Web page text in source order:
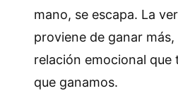
mano, se escapa. La
proviene de ganar
relación emocional que
que ganamos.